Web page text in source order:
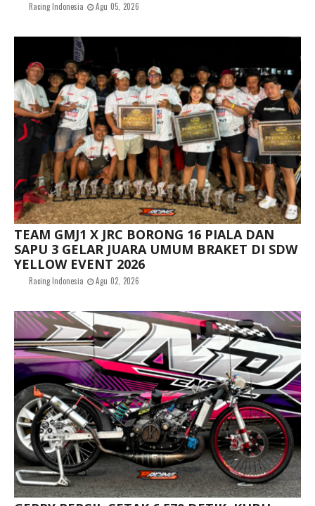
Racing Indonesia Agu 05, 2026
TEAM GMJ1 X JRC BORONG 16 PIALA DAN
SAPU 3 GELAR JUARA UMUM BRAKET DI SDW
YELLOW EVENT 2026
Racing Indonesia Agu 02, 2026